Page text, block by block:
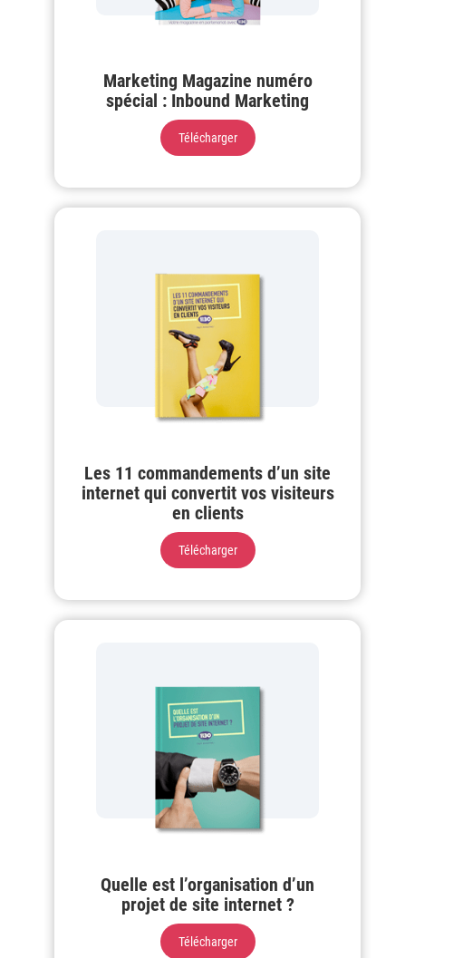
Marketing Magazine numéro
spécial : Inbound Marketing
Télécharger
Les 11 commandements d’un site
internet qui convertit vos visiteurs
en clients
Télécharger
Quelle est l’organisation d’un
projet de site internet ?
Télécharger